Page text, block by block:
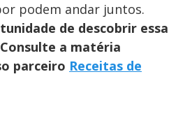
podem andar juntos.
de descobrir essa
a matéria
parceiro Receitas de